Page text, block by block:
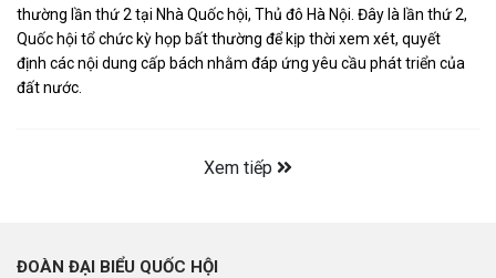
thường lần thứ 2 tại Nhà Quốc hội, Thủ đô Hà Nội. Đây là lần thứ 2,
Quốc hội tổ chức kỳ họp bất thường để kịp thời xem xét, quyết
định các nội dung cấp bách nhằm đáp ứng yêu cầu phát triển của
đất nước.
Xem tiếp
ĐOÀN ĐẠI BIỂU QUỐC HỘI